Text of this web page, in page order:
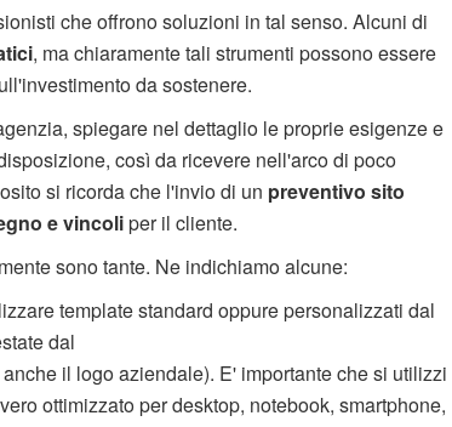
che offrono soluzioni in tal senso. Alcuni di
, ma chiaramente tali strumenti possono essere
da sostenere.
spiegare nel dettaglio le proprie esigenze e
così da ricevere nell'arco di poco
si ricorda che l'invio di un preventivo sito
e vincoliper il cliente.
sono tante. Ne indichiamo alcune:
template standard oppure personalizzati dal
dal
il logo aziendale). E' importante che si utilizzi
ottimizzato per desktop, notebook, smartphone,